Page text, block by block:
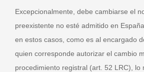
Excepcionalmente, debe cambiarse el
preexistente no esté admitido en
en estos casos, como es al encargado
quien corresponde autorizar el cambio
procedimiento registral (art. 52 LRC), lo